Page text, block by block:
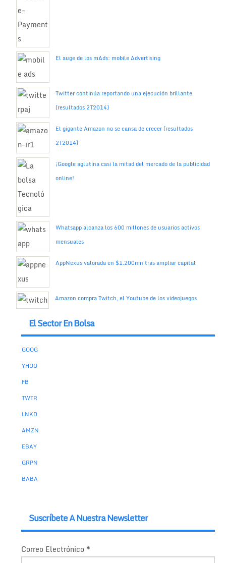
El auge de los mAds: mobile Advertising
Twitter continúa reportando una ejecución brillante
(resultados 2T2014)
El gigante Amazon no se cansa de crecer (resultados
2T2014)
¡Google aglutina casi la mitad del mercado de la publicidad
online!
Whatsapp alcanza los 600 millones de usuarios activos
mensuales
AppNexus valorada en $1.200mn tras ampliar capital
Amazon compra Twitch, el Youtube de los videojuegos
El Sector En Bolsa
GOOG
YHOO
FB
TWTR
LNKD
AMZN
EBAY
GRPN
BABA
Suscríbete A Nuestra Newsletter
Correo Electrónico *